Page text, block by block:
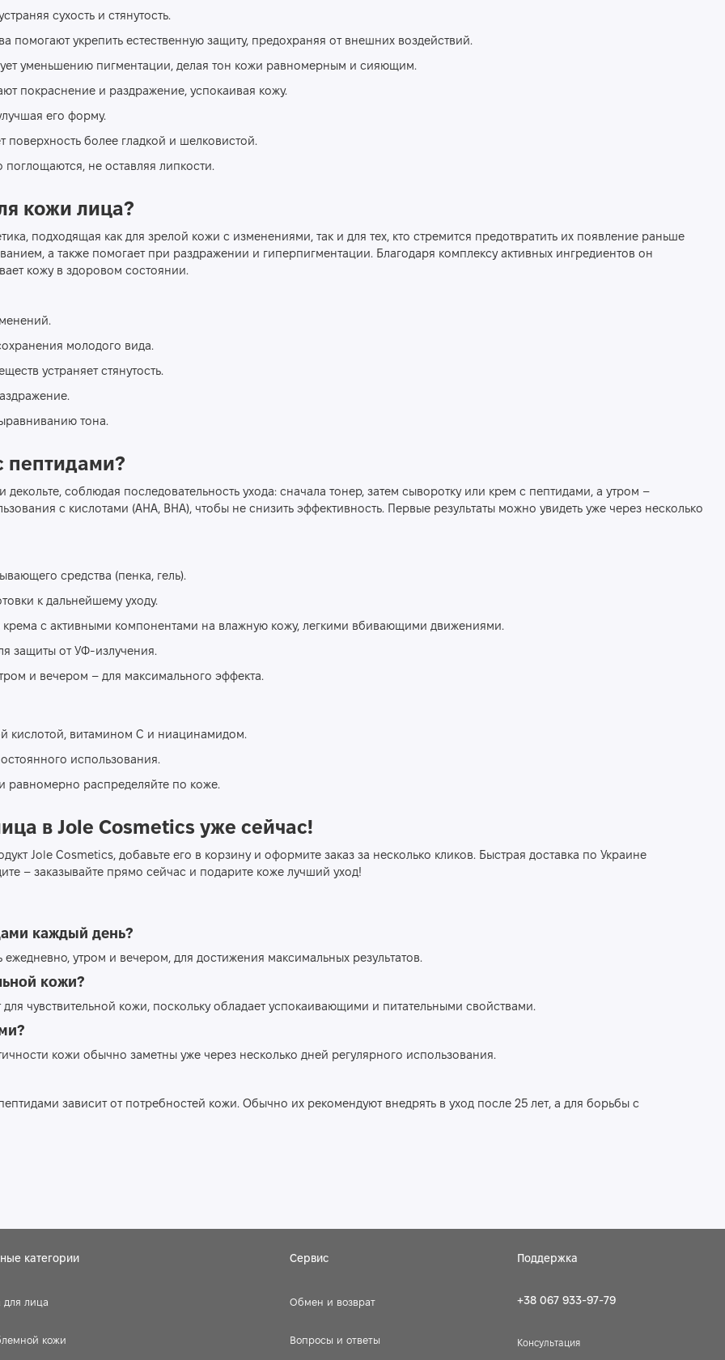
сухость и стянутость.
помогают укрепить естественную защиту, предохраняя от внешних воздействий.
уменьшению пигментации, делая тон кожи равномерным и сияющим.
покраснение и раздражение, успокаивая кожу.
его форму.
поверхность более гладкой и шелковистой.
не оставляя липкости.
кожи лица?
подходящая как для зрелой кожи с изменениями, так и для тех, кто стремится предотвратить их появление раньше
а также помогает при раздражении и гиперпигментации. Благодаря комплексу активных ингредиентов он
кожу в здоровом состоянии.
молодого вида.
устраняет стянутость.
тона.
пептидами?
соблюдая последовательность ухода: сначала тонер, затем сыворотку или крем с пептидами, а утром –
с кислотами (AHA, BHA), чтобы не снизить эффективность. Первые результаты можно увидеть уже через несколько
средства (пенка, гель).
к дальнейшему уходу.
крема с активными компонентами на влажную кожу, легкими вбивающими движениями.
защиты от УФ-излучения.
и вечером – для максимального эффекта.
кислотой, витамином С и ниацинамидом.
использования.
распределяйте по коже.
в Jole Cosmetics уже сейчас!
Jole Cosmetics, добавьте его в корзину и оформите заказ за несколько кликов. Быстрая доставка по Украине
– заказывайте прямо сейчас и подарите коже лучший уход!
каждый день?
утром и вечером, для достижения максимальных результатов.
кожи?
чувствительной кожи, поскольку обладает успокаивающими и питательными свойствами.
кожи обычно заметны уже через несколько дней регулярного использования.
зависит от потребностей кожи. Обычно их рекомендуют внедрять в уход после 25 лет, а для борьбы с
категории
для лица
кожи
Сервис
Обмен и возврат
Вопросы и ответы
Поддержка
+38 067 933-97-79
Консультация